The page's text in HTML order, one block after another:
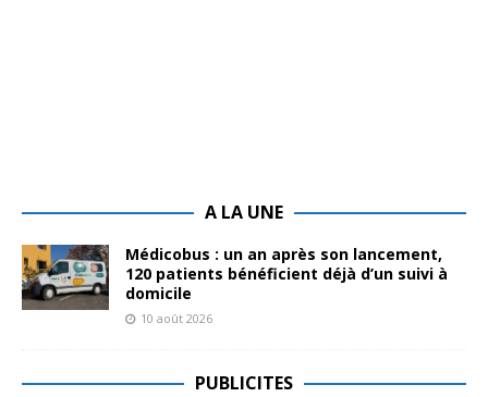
A LA UNE
Médicobus : un an après son lancement,
120 patients bénéficient déjà d’un suivi à
domicile
10 août 2026
PUBLICITES